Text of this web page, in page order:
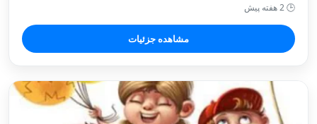
🕒 2 هفته پیش
مشاهده جزئیات